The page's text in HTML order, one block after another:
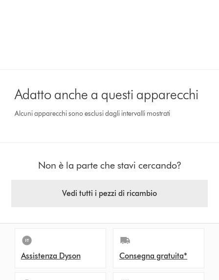
Adatto anche a questi apparecchi
Alcuni apparecchi sono esclusi dagli intervalli mostrati
Non è la parte che stavi cercando?
Vedi tutti i pezzi di ricambio
Assistenza Dyson Consegna gratuita*